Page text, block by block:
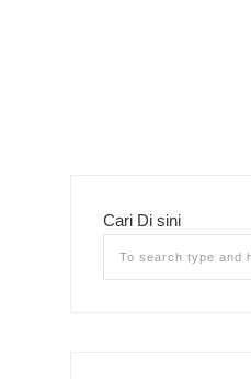
Cari Di sini